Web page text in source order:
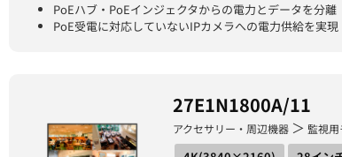
PoEハブ・PoEインジェクタからの電力とデータを分離
PoE受電に対応していないIPカメラへの電力供給を実現
27E1N1800A/11
アクセサリー・周辺機器 ＞ 監視